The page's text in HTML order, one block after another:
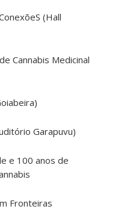
(Hall
Cannabis Medicinal
Garapuvu)
e 100 anos de
Fronteiras